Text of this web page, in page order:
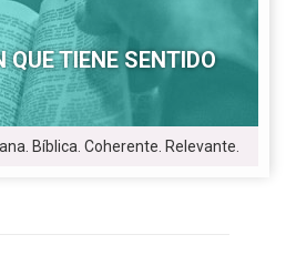
QUE TIENE SENTIDO
Bíblica. Coherente. Relevante.